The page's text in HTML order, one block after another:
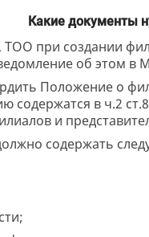
Какие документы
ТОО при создании
об этом в
Положение о
содержатся в ч.2
и
содержать